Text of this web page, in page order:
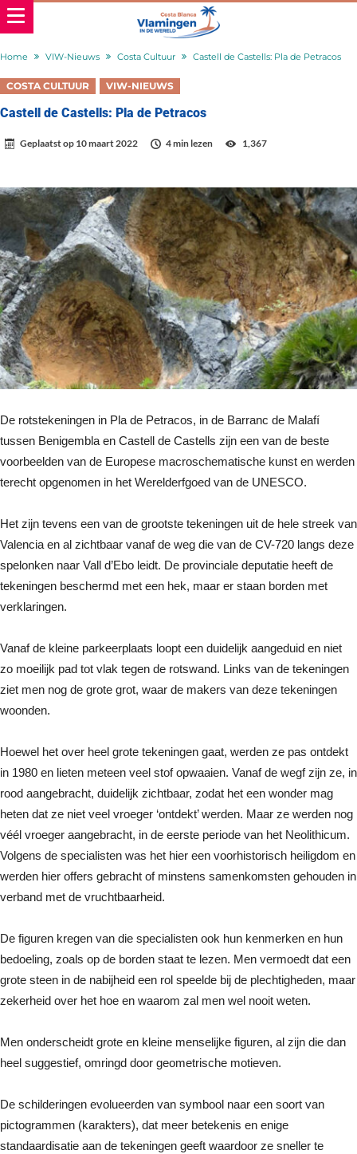
Home VIW-Nieuws Costa Cultuur Castell de Castells: Pla de Petracos
COSTA CULTUUR VIW-NIEUWS
Castell de Castells: Pla de Petracos
Geplaatst op 10 maart 2022 4 min lezen 1,367
De rotstekeningen in Pla de Petracos, in de Barranc de Malafí
tussen Benigembla en Castell de Castells zijn een van de beste
voorbeelden van de Europese macroschematische kunst en werden
terecht opgenomen in het Werelderfgoed van de UNESCO.
Het zijn tevens een van de grootste tekeningen uit de hele streek van
Valencia en al zichtbaar vanaf de weg die van de CV-720 langs deze
spelonken naar Vall d’Ebo leidt. De provinciale deputatie heeft de
tekeningen beschermd met een hek, maar er staan borden met
verklaringen.
Vanaf de kleine parkeerplaats loopt een duidelijk aangeduid en niet
zo moeilijk pad tot vlak tegen de rotswand. Links van de tekeningen
ziet men nog de grote grot, waar de makers van deze tekeningen
woonden.
Hoewel het over heel grote tekeningen gaat, werden ze pas ontdekt
in 1980 en lieten meteen veel stof opwaaien. Vanaf de wegf zijn ze, in
rood aangebracht, duidelijk zichtbaar, zodat het een wonder mag
heten dat ze niet veel vroeger ‘ontdekt’ werden. Maar ze werden nog
véél vroeger aangebracht, in de eerste periode van het Neolithicum.
Volgens de specialisten was het hier een voorhistorisch heiligdom en
werden hier offers gebracht of minstens samenkomsten gehouden in
verband met de vruchtbaarheid.
De figuren kregen van die specialisten ook hun kenmerken en hun
bedoeling, zoals op de borden staat te lezen. Men vermoedt dat een
grote steen in de nabijheid een rol speelde bij de plechtigheden, maar
zekerheid over het hoe en waarom zal men wel nooit weten.
Men onderscheidt grote en kleine menselijke figuren, al zijn die dan
heel suggestief, omringd door geometrische motieven.
De schilderingen evolueerden van symbool naar een soort van
pictogrammen (karakters), dat meer betekenis en enige
standaardisatie aan de tekeningen geeft waardoor ze sneller te